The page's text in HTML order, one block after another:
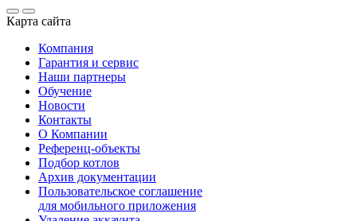
Карта сайта
Компания
Гарантия и сервис
Наши партнеры
Обучение
Новости
Контакты
О Компании
Референц-объекты
Подбор котлов
Архив документации
Пользовательское соглашение
для мобильного приложения